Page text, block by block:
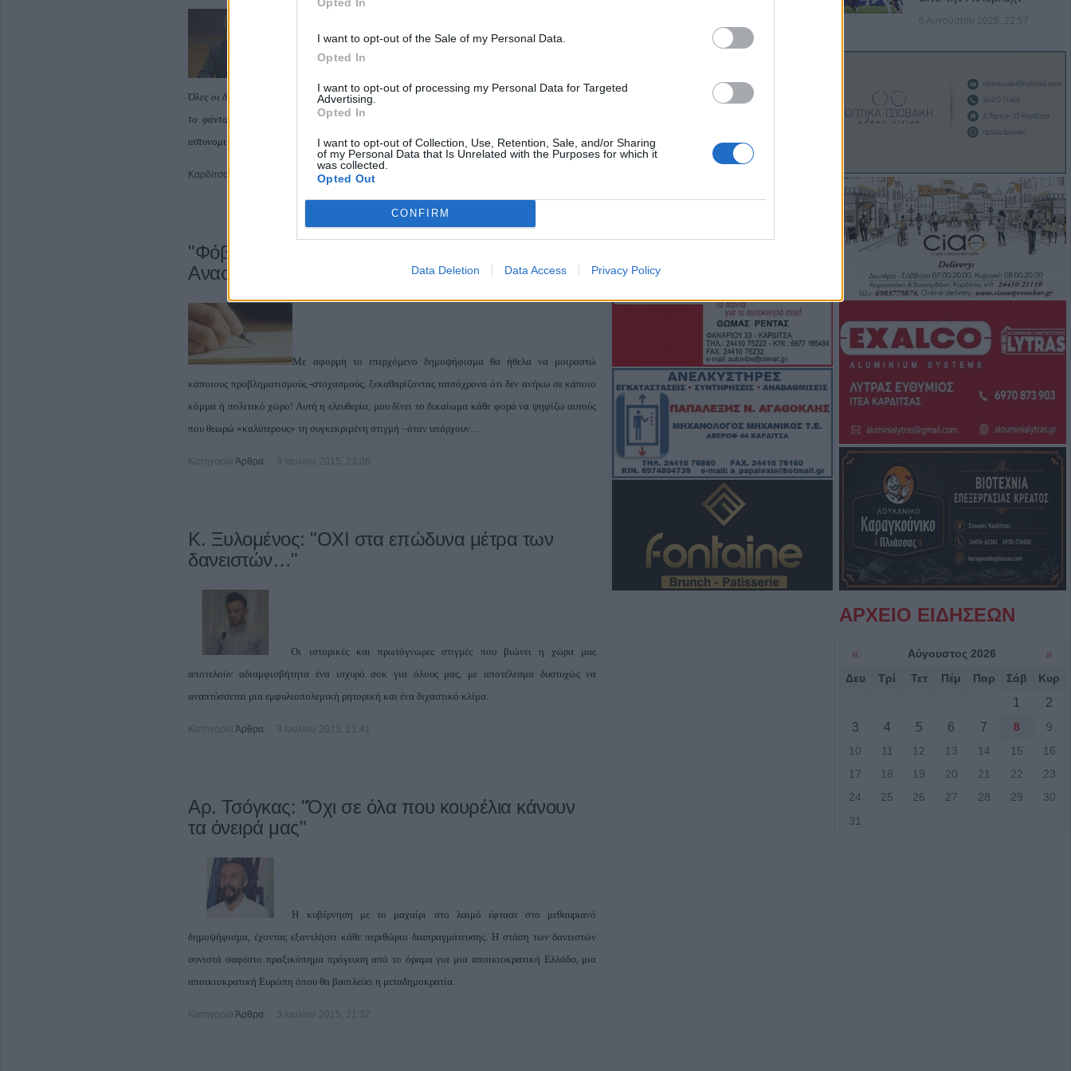
I want to opt-out of the Sale of my Personal Data.
Opted In
I want to opt-out of processing my Personal Data for Targeted
Advertising.
Opted In
I want to opt-out of Collection, Use, Retention, Sale, and/or Sharing
of my Personal Data that Is Unrelated with the Purposes for which it
was collected.
Opted Out
CONFIRM
Data Deletion Data Access Privacy Policy
Όλες οι δυνάμεις της γερασμένης Ευρώπης ενώθηκαν σε μια ιερή συμμαχία για να κυνηγήσουν αυτό
το φάντασμα: ο πάπας και ο τσάρος, ο Μέτερνιχ κι ο Γκιζό, γάλλοι ριζοσπάστες και γερμανοί
αστυνομικοί».
Καρδίτσα Άρθρα 3 Ιουλίου 2015, 23:34
"Φόβος, Υπερηφάνεια ή Αξιοπρέπεια;" άρθρο του
Αναστάσιου Σπυρίδη
Με αφορμή το επερχόμενο δημοψήφισμα θα ήθελα να μοιραστώ
κάποιους προβληματισμούς -στοχασμούς, ξεκαθαρίζοντας ταυτόχρονα ότι δεν ανήκω σε κάποιο
κόμμα ή πολιτικό χώρο! Αυτή η ελευθερία, μου δίνει το δικαίωμα κάθε φορά να ψηφίζω αυτούς
που θεωρώ «καλύτερους» τη συγκεκριμένη στιγμή –όταν υπάρχουν…
Κατηγορία Άρθρα 3 Ιουλίου 2015, 23:06
Κ. Ξυλομένος: "ΟΧΙ στα επώδυνα μέτρα των
δανειστών…"
Οι ιστορικές και πρωτόγνωρες στιγμές που βιώνει η χώρα μας
αποτελούν αδιαμφισβήτητα ένα ισχυρό σοκ για όλους μας, με αποτέλεσμα δυστυχώς να
αναπτύσσεται μια εμφυλιοπολεμική ρητορική και ένα διχαστικό κλίμα.
Κατηγορία Άρθρα 3 Ιουλίου 2015, 21:41
Αρ. Τσόγκας: "Όχι σε όλα που κουρέλια κάνουν
τα όνειρά μας"
H κυβέρνηση με το μαχαίρι στο λαιμό έφτασε στο μεθαυριανό
δημοψήφισμα, έχοντας εξαντλήσει κάθε περιθώριο διαπραγμάτευσης. Η στάση των δανειστών
συνιστά σαφέστο πραξικόπημα πρόγευση από το όραμα για μια αποικιοκρατική Ελλάδα, μια
αποικιοκρατική Ευρώπη όπου θα βασιλεύει η μεταδημοκρατία.
Κατηγορία Άρθρα 3 Ιουλίου 2015, 21:32
του Λεωνίδα Μητρίτσα
ευρώ σε 58.370 δικαιούχους από
Ο Δήμος Σοφάδων παρουσιάζει
Το εβδομαδιαίο πρόγραμμα (10-
Μονάδας στην Π.Ε. Καρδίτσας
Γ. Καραβίδας: "Ο Αύγουστος, τα
πανηγύρια και οι «χορηγίες» με
θέμα τα κοινά μας αγαθά"
8 Αυγούστου 2026, 08:17
Λαμία: Απατεώνες άρπαξαν
μεγάλο χρηματικό ποσό από
ηλικιωμένη
7 Αυγούστου 2026, 21:19
Τοποθετήθηκε ο νέος
χλοοτάπητας στο Δημοτικό
Γήπεδο Μουζακίου (+Φώτο)
7 Αυγούστου 2026, 20:56
Μονοτεχνική Καρδίτσας: Η no1
επιλογή σε ανακαινίσεις
6 Αυγούστου 2026, 22:57
ΑΡΧΕΙΟ ΕΙΔΗΣΕΩΝ
« Αύγουστος 2026 »
Δευ Τρί Τετ Πέμ Παρ Σάβ Κυρ
1
2
3
4 5 6 7 8
9
10
11 12 13 14 15
16
17
18 19 20 21 22
23
24
25 26 27 28 29
30
31